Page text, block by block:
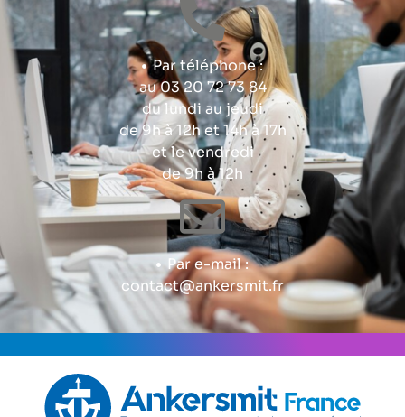
Par téléphone :
au 03 20 72 73 84
du lundi au jeudi
de 9h à 12h et 14h à 17h
et le vendredi
de 9h à 12h
Par e-mail :
contact@ankersmit.fr